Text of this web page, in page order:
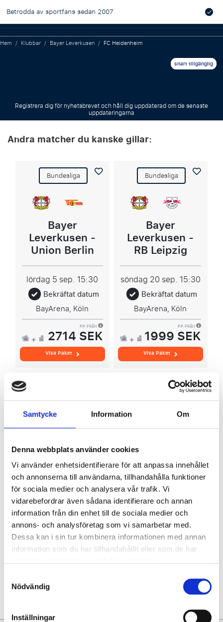
Samtycke Information Om
Denna webbplats använder cookies
Vi använder enhetsidentifierare för att anpassa innehållet
och annonserna till användarna, tillhandahålla funktioner
för sociala medier och analysera vår trafik. Vi
vidarebefordrar även sådana identifierare och annan
information från din enhet till de sociala medier och
annons- och analysföretag som vi samarbetar med.
Dessa kan i sin tur kombinera informationen med annan
information som du har tillhandahållit eller som de har
Nödvändig
Inställningar
2007 Officiella matchbiljetter
garanterade
Hem / Klubbar / Bayer Leverkusen / FC Heidenheim
snart tillgänglig
Registrera dig för nyhetsbrevet och håll dig uppdaterad om de senaste
uppdateringarna
Andra matcher du kanske gillar:
Bundesliga
Bayer
Leverkusen -
Union Berlin
lördag 5 sep. 15:30
Bekräftat datum
BayArena, Köln
P.P. FRÅN
2714 SEK
Visa Paket
Bundesliga
Bayer
Leverkusen -
RB Leipzig
söndag 20 sep. 15:30
Bekräftat datum
BayArena, Köln
P.P. FRÅN
1999 SEK
Visa Paket
Leverkusen -
Sport-Club
Freiburg
17 eller 18 oktober
BayArena, Köln
Betala 50 % idag!
P.P. FRÅN